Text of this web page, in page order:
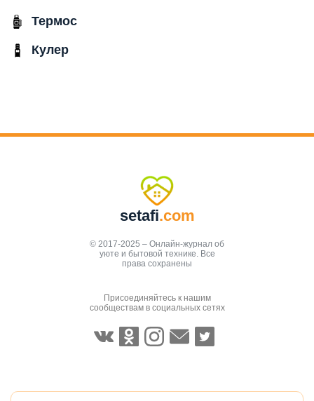
Термос
Кулер
setafi.com
© 2017-2025 – Онлайн-журнал об
уюте и бытовой технике. Все
права сохранены
Присоединяйтесь к нашим
сообществам в социальных сетях